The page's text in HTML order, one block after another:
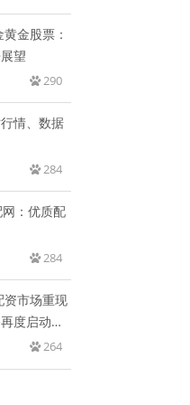
金股票：
望
290
情、数据
284
：优质配
284
资市场重现
度启动的
264